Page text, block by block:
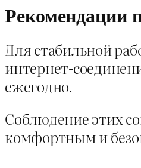
Рекомендации
Для стабильной
интернет-
ежегодно.
Соблюдение этих
комфортным и